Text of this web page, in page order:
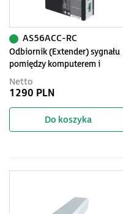
Odbiornik (Extender) sygnału
pomiędzy komputerem i
monitorem, zasięg 100 metrów
po RJ45
AS56ACC-RC
Netto
1290 PLN
Do koszyka